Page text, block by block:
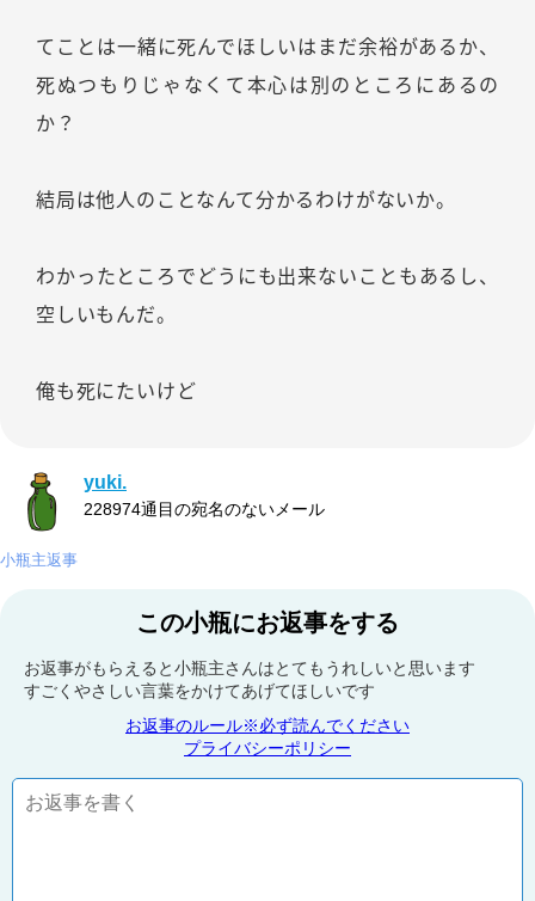
てことは一緒に死んでほしいはまだ余裕があるか、
死ぬつもりじゃなくて本心は別のところにあるの
か？
結局は他人のことなんて分かるわけがないか。
わかったところでどうにも出来ないこともあるし、
空しいもんだ。
俺も死にたいけど
yuki.
228974通目の宛名のないメール
小瓶主返事
この小瓶にお返事をする
お返事がもらえると小瓶主さんはとてもうれしいと思います
すごくやさしい言葉をかけてあげてほしいです
お返事のルール※必ず読んでください
プライバシーポリシー